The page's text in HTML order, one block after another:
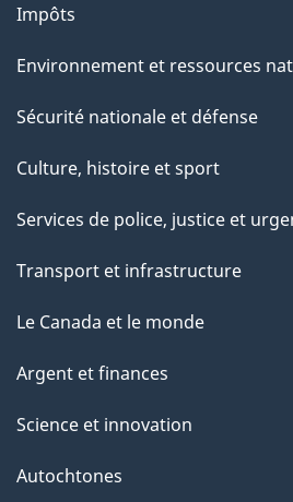
Impôts
Environnement et ressources
Sécurité nationale et défense
Culture, histoire et sport
Services de police, justice et
Transport et infrastructure
Le Canada et le monde
Argent et finances
Science et innovation
Autochtones